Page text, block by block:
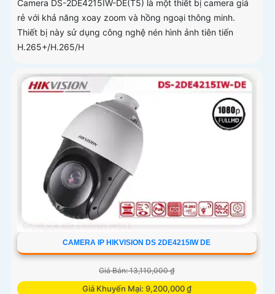
Camera DS-2DE4215IW-DE(T5) là một thiết bị camera giá
rẻ với khả năng xoay zoom và hồng ngoại thông minh.
Thiết bị này sử dụng công nghệ nén hình ảnh tiên tiến
H.265+/H.265/H
CAMERA IP HIKVISION DS 2DE4215IW DE
Giá Bán: 13,110,000 ₫
Giá Khuyến Mại: 9,200,000 ₫